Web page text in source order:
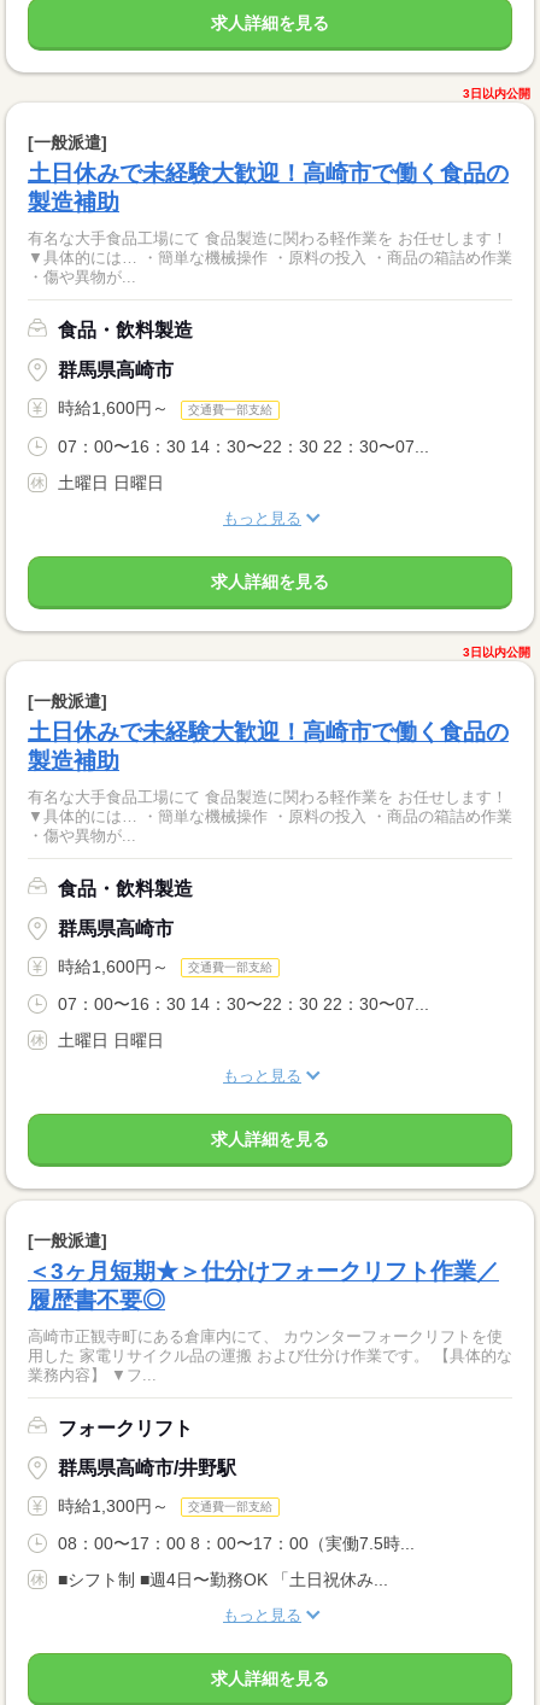
求人詳細を見る
3日以内公開
[一般派遣]
土日休みで未経験大歓迎！高崎市で働く食品の
製造補助
有名な大手食品工場にて 食品製造に関わる軽作業を お任せします！
▼具体的には… ・簡単な機械操作 ・原料の投入 ・商品の箱詰め作業
・傷や異物が...
食品・飲料製造
群馬県高崎市
時給1,600円～ 交通費一部支給
07：00〜16：30 14：30〜22：30 22：30〜07...
土曜日 日曜日
もっと見る
求人詳細を見る
3日以内公開
[一般派遣]
土日休みで未経験大歓迎！高崎市で働く食品の
製造補助
有名な大手食品工場にて 食品製造に関わる軽作業を お任せします！
▼具体的には… ・簡単な機械操作 ・原料の投入 ・商品の箱詰め作業
・傷や異物が...
食品・飲料製造
群馬県高崎市
時給1,600円～ 交通費一部支給
07：00〜16：30 14：30〜22：30 22：30〜07...
土曜日 日曜日
もっと見る
求人詳細を見る
[一般派遣]
＜3ヶ月短期★＞仕分けフォークリフト作業／
履歴書不要◎
高崎市正観寺町にある倉庫内にて、 カウンターフォークリフトを使
用した 家電リサイクル品の運搬 および仕分け作業です。 【具体的な
業務内容】 ▼フ...
フォークリフト
群馬県高崎市/井野駅
時給1,300円～ 交通費一部支給
08：00〜17：00 8：00〜17：00（実働7.5時...
■シフト制 ■週4日〜勤務OK 「土日祝休み...
もっと見る
求人詳細を見る